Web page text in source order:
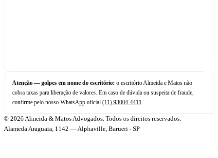
Atenção — golpes em nome do escritório: o escritório Almeida e Matos não
cobra taxas para liberação de valores. Em caso de dúvida ou suspeita de fraude,
confirme pelo nosso WhatsApp oficial (11) 93004-4411
© 2026 Almeida & Matos Advogados. Todos os direitos reservados.
Alameda Araguaia, 1142 — Alphaville, Barueri - SP